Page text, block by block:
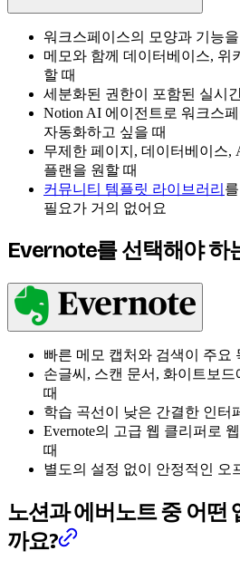
워크스페이스의 모양과 기능
메모와 함께 데이터베이스, 위
할 때
세분화된 권한이 포함된 실시
Notion AI 에이전트로 워크스
자동화하고 싶을 때
무제한 페이지, 데이터베이스,
플랜을 원할 때
커뮤니티 템플릿 라이브러리
필요가 거의 없어요
Evernote를 선택해야 하
빠른 메모 캡처와 검색이 주요
손글씨, 스캔 문서, 화이트보
때
학습 곡선이 낮은 간결한 인터
Evernote의 고급 웹 클리퍼로
때
별도의 설정 없이 안정적인 오
노션과 에버노트 중 어떤
까요?